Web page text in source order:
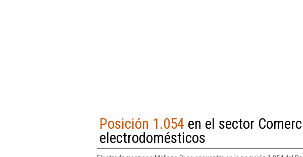
Posición 1.054 en el sector
electrodomésticos